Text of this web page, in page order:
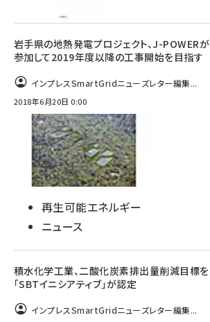
岩手県の地熱発電プロジェクト、J-POWERが
参加して2019年度以降の工事開始を目指す
インプレスSmartGridニューズレター編集...
2018年6月20日 0:00
再生可能エネルギー
ニュース
積水化学工業、二酸化炭素排出量削減目標を
「SBTイニシアティブ」が認定
インプレスSmartGridニューズレター編集...